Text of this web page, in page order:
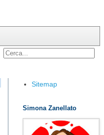
Sitemap
Simona Zanellato